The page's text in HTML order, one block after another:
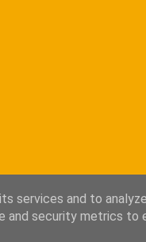
services and to
and security metrics to